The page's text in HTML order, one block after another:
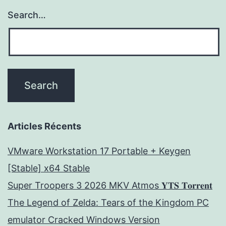
Search…
Articles Récents
VMware Workstation 17 Portable + Keygen
[Stable] x64 Stable
Super Troopers 3 2026 MKV Atmos 𝐘𝐓𝐒 𝐓𝐨𝐫𝐫𝐞𝐧𝐭
The Legend of Zelda: Tears of the Kingdom PC
emulator Cracked Windows Version